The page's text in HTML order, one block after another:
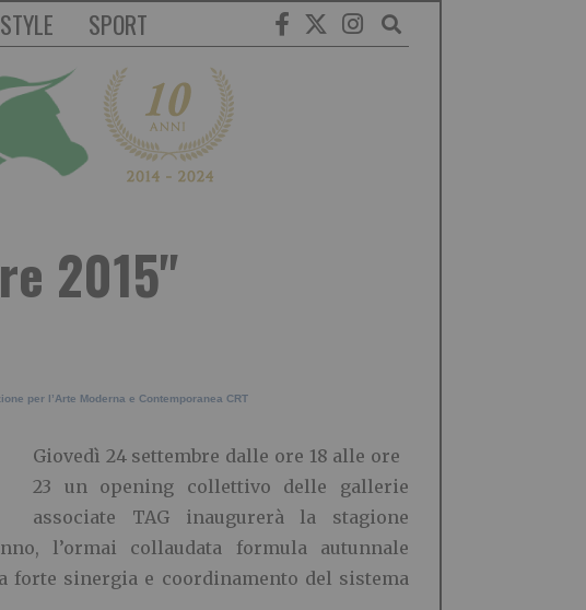
SPORT
2015"
per l’Arte Moderna e Contemporanea CRT
Giovedì 24 settembre dalle ore 18 alle ore
23 un opening collettivo delle gallerie
associate TAG inaugurerà la stagione
l’ormai collaudata formula autunnale
forte sinergia e coordinamento del sistema